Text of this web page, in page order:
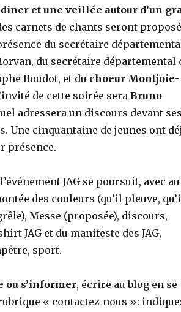
et une veillée autour d’un
carnets de chants seront
du secrétaire
du secrétaire départemental
Boudot, et du choeur Montjoie-
de cette soirée seraBruno
adressera un discours devant
Une cinquantaine de jeunes ont
présence.
JAG se poursuit, avec au
des couleurs (qu’il pleuve,
Messe (proposée), discours,
JAG et du manifeste des JAG,
sport.
ou s’informer, écrire au blog en se
« contactez-nous »: